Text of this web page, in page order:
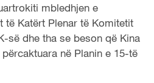
mbledhjen e
të Katërt Plenar të Komitetit
së dhe tha se beson që Kina
në Planin e 15-të